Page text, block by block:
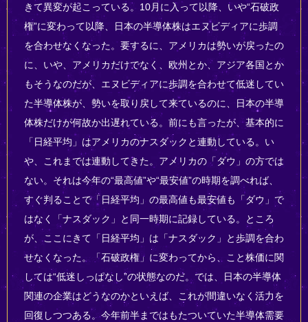
きて異変が起こっている。10月に入って以降、いや“石破政
権”に変わって以降、日本の半導体株はエヌビディアに歩調
を合わせなくなった。要するに、アメリカは勢いが戻ったの
に、いや、アメリカだけでなく、欧州とか、アジア各国とか
もそうなのだが、エヌビディアに歩調を合わせて低迷してい
た半導体株が、勢いを取り戻して来ているのに、日本の半導
体株だけが何故か出遅れている。前にも言ったが、基本的に
「日経平均」はアメリカのナスダックと連動している。い
や、これまでは連動してきた。アメリカの「ダウ」の方では
ない。それは今年の“最高値”や“最安値”の時期を調べれば、
すぐ判ることで「日経平均」の最高値も最安値も「ダウ」で
はなく「ナスダック」と同一時期に記録している。ところ
が、ここにきて「日経平均」は「ナスダック」と歩調を合わ
せなくなった。「石破政権」に変わってから、こと株価に関
しては“低迷しっぱなし”の状態なのだ。では、日本の半導体
関連の企業はどうなのかといえば、これが間違いなく活力を
回復しつつある。今年前半まではもたついていた半導体需要